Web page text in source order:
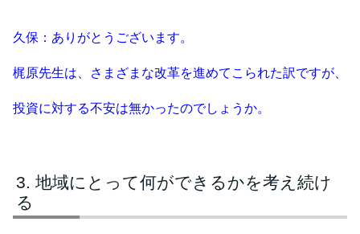
久保：ありがとうございます。
梶原先生は、さまざまな改革を進めてこられた訳ですが、
投資に対する不安は無かったのでしょうか。
地域にとって何ができるかを考え続け
る